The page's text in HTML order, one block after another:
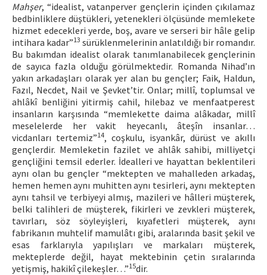
Mahşer, “idealist, vatanperver gençlerin içinden çıkılamaz
bedbinliklere düştükleri, yetenekleri ölçüsünde memlekete
hizmet edecekleri yerde, boş, avare ve serseri bir hâle gelip
intihara kadar”13 sürüklenmelerinin anlatıldığı bir romandır.
Bu bakımdan idealist olarak tanımlanabilecek gençlerinin
de sayıca fazla olduğu görülmektedir. Romanda Nihad’ın
yakın arkadaşları olarak yer alan bu gençler; Faik, Haldun,
Fazıl, Necdet, Nail ve Şevket’tir. Onlar; millî, toplumsal ve
ahlâkî benliğini yitirmiş cahil, hilebaz ve menfaatperest
insanların karşısında “memlekette daima alâkadar, millî
meselelerde her vakit heyecanlı, âteşîn insanlar…
vicdanları tertemiz”14, coşkulu, isyankâr, dürüst ve akıllı
gençlerdir. Memleketin fazilet ve ahlâk sahibi, milliyetçi
gençliğini temsil ederler. İdealleri ve hayattan beklentileri
aynı olan bu gençler “mektepten ve mahalleden arkadaş,
hemen hemen aynı muhitten aynı tesirleri, aynı mektepten
aynı tahsil ve terbiyeyi almış, mazileri ve hâlleri müşterek,
belki talihleri de müşterek, fikirleri ve zevkleri müşterek,
tavırları, söz söyleyişleri, kıyafetleri müşterek, aynı
fabrikanın muhtelif mamulâtı gibi, aralarında basit şekil ve
esas farklarıyla yapılışları ve markaları müşterek,
mekteplerde değil, hayat mektebinin çetin sıralarında
yetişmiş, hakikî çilekeşler…”15dir.